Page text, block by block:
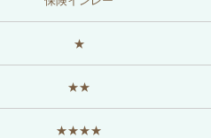
★
★★
★★★★